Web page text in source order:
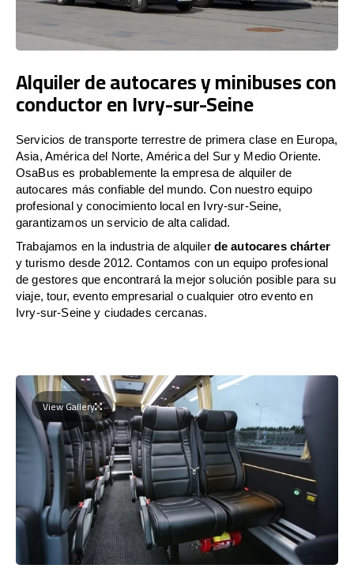
Alquiler de autocares y minibuses con
conductor en Ivry-sur-Seine
Servicios de transporte terrestre de primera clase en Europa,
Asia, América del Norte, América del Sur y Medio Oriente.
OsaBus es probablemente la empresa de alquiler de
autocares más confiable del mundo. Con nuestro equipo
profesional y conocimiento local en Ivry-sur-Seine,
garantizamos un servicio de alta calidad.
Trabajamos en la industria de alquiler de autocares chárter
y turismo desde 2012. Contamos con un equipo profesional
de gestores que encontrará la mejor solución posible para su
viaje, tour, evento empresarial o cualquier otro evento en
Ivry-sur-Seine y ciudades cercanas.
View Gallery